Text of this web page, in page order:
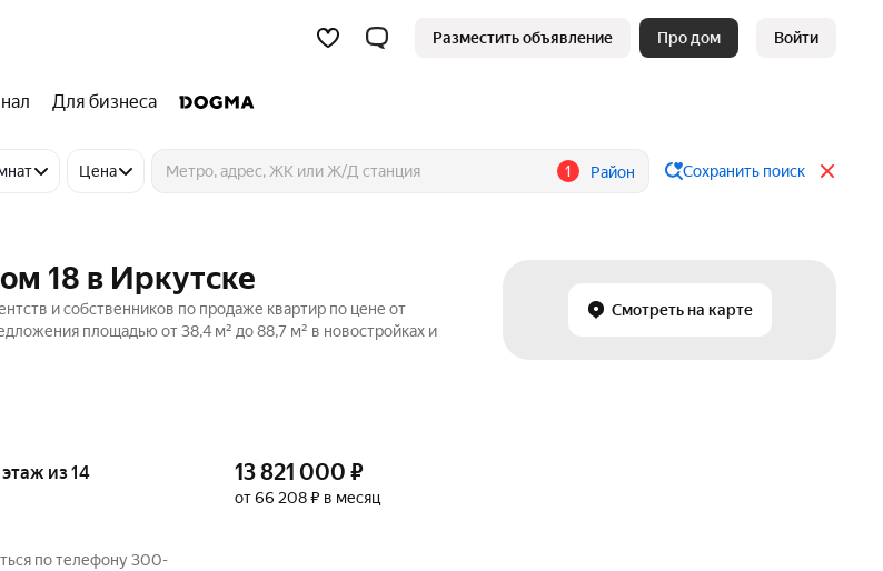
Разместить объявление Про дом Войти
Для бизнеса
Цена 1 Район Сохранить поиск
Смотреть на карте
18 в Иркутске
и собственников по продаже квартир по цене от
площадью от 38,4 м² до 88,7 м² в новостройках и
этаж из 14
по телефону 300-
13 821 000 ₽
от 66 208 ₽ в месяц